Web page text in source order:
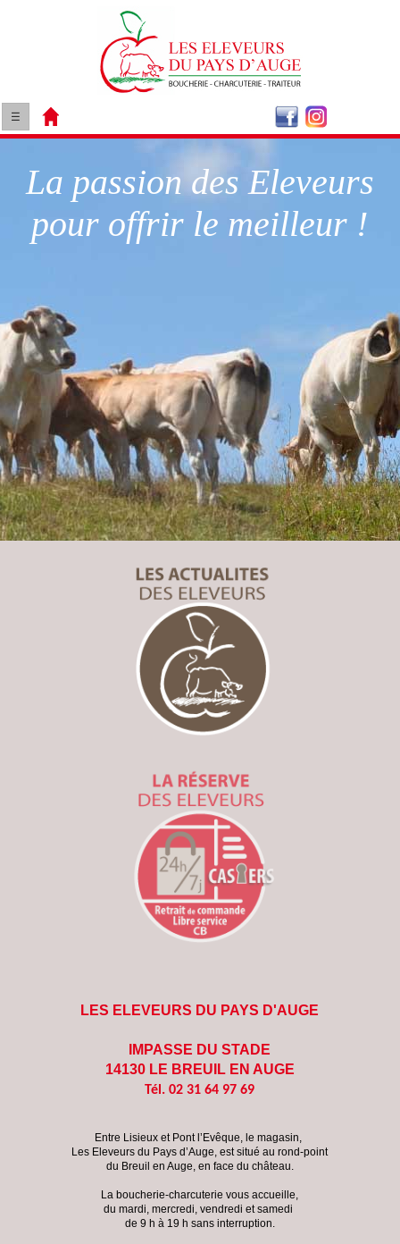
☰
La passion des Eleveurs
pour offrir le meilleur !
LES ELEVEURS DU PAYS D'AUGE
IMPASSE DU STADE
14130 LE BREUIL EN AUGE
Tél. 02 31 64 97 69
Entre Lisieux et Pont l’Evêque, le magasin,
Les Eleveurs du Pays d’Auge, est situé au rond-point
du Breuil en Auge, en face du château.
La boucherie-charcuterie vous accueille,
du mardi, mercredi, vendredi et samedi
de 9 h à 19 h sans interruption.